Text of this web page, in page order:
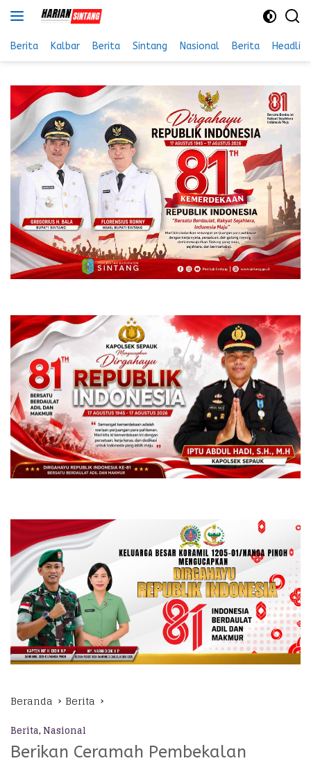
Langsung
ke
konten
Berita Kalbar Berita Sintang Nasional Berita Headline
Beranda Berita
Berita, Nasional
Berikan Ceramah Pembekalan